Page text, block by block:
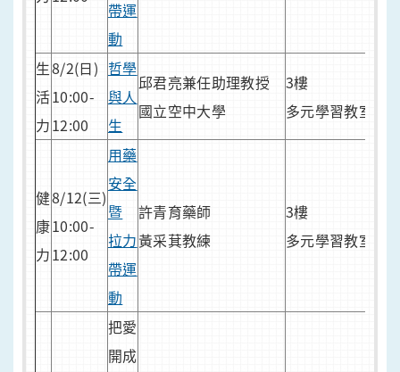
帶運
動
生
活
力
8/2(日)
10:00-
12:00
哲學
與人
生
邱君亮兼任助理教授
國立空中大學
3樓
多元學習教室
健
康
力
8/12(三)
10:00-
12:00
用藥
安全
暨
拉力
帶運
動
許青育藥師
黃采萁教練
3樓
多元學習教室
把愛
開成